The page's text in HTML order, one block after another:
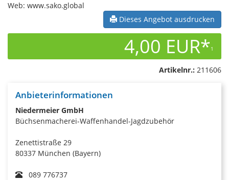
Web: www.sako.global
Dieses Angebot ausdrucken
4,00 EUR*1
Artikelnr.: 211606
Anbieterinformationen
Niedermeier GmbH
Büchsenmacherei-Waffenhandel-Jagdzubehör
Zenettistraße 29
80337 München (Bayern)
089 776737